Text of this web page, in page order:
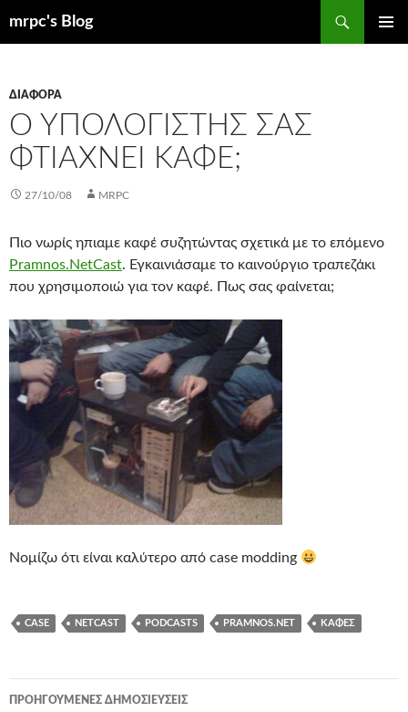
mrpc's Blog
ΔΙΆΦΟΡΑ
Ο ΥΠΟΛΟΓΙΣΤΉΣ ΣΑΣ
ΦΤΙΆΧΝΕΙ ΚΑΦΈ;
27/10/08 MRPC
Πιο νωρίς ηπιαμε καφέ συζητώντας σχετικά με το επόμενο
Pramnos.NetCast. Εγκαινιάσαμε το καινούργιο τραπεζάκι
που χρησιμοποιώ για τον καφέ. Πως σας φαίνεται;
Νομίζω ότι είναι καλύτερο από case modding
CASE NETCAST PODCASTS PRAMNOS.NET ΚΑΦΈΣ
Πλοήγηση
ΠΡΟΗΓΟΎΜΕΝΕΣ ΔΗΜΟΣΙΕΎΣΕΙΣ